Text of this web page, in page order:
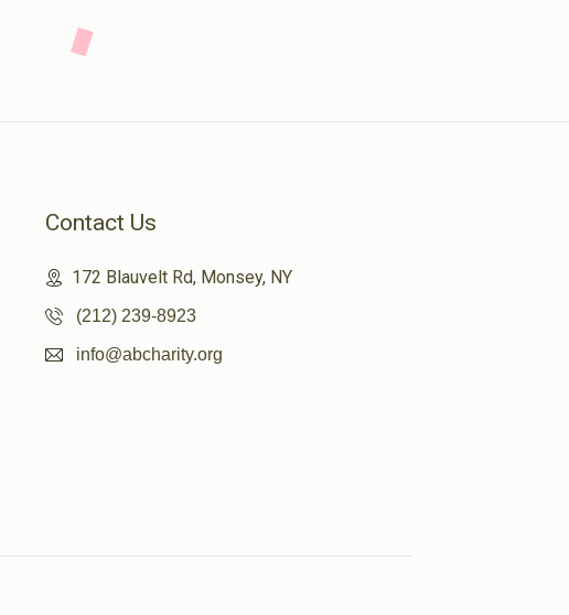
Contact Us
172 Blauvelt Rd, Monsey, NY
(212) 239-8923
info@abcharity.org